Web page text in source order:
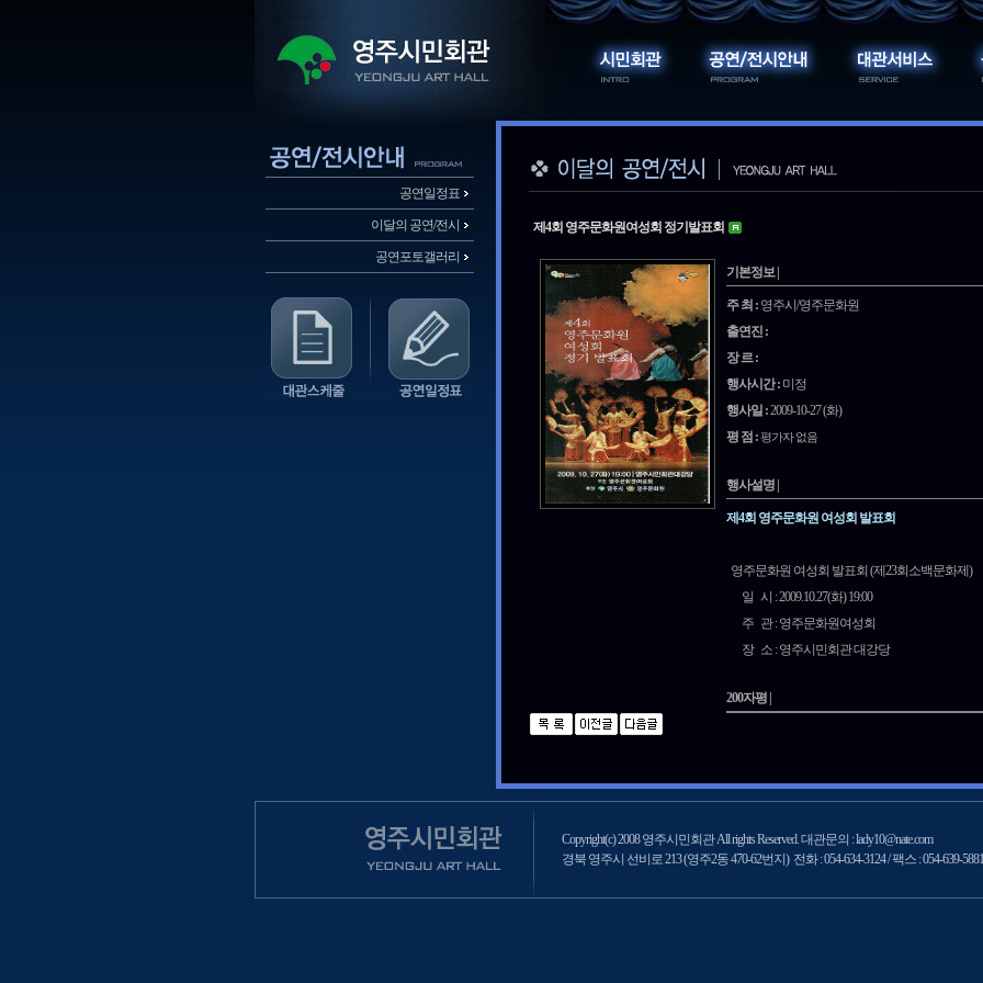
공연일정표
이달의 공연/전시
공연포토갤러리
제4회 영주문화원여성회 정기발표회
기본정보 |
주 최 : 영주시/영주문화원
출연진 :
장 르 :
행사시간 : 미정
행사일 :2009-10-27 (화)
평 점 :평가자 없음
행사설명 |
제4회 영주문화원 여성회 발표회
영주문화원 여성회 발표회 (제23회소백문화제)
일 시 : 2009.10.27(화) 19:00
주 관 : 영주문화원여성회
장 소 : 영주시민회관 대강당
200자평 |
Copyright(c) 2008 영주시민회관 All rights Reserved. 대관문의 : lady10@nate.com
경북 영주시 선비로 213 (영주2동 470-62번지) 전화 : 054-634-3124 / 팩스 : 054-639-5881